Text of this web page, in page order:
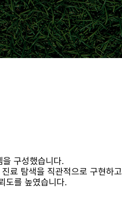
구성했습니다.
료 탐색을 직관적으로 구현하고,
도를 높였습니다.